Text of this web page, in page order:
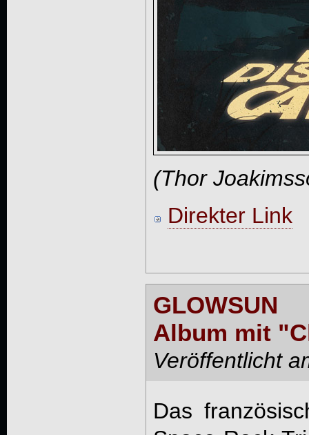
(Thor
Direkter Link
Album mit
Veröffentlicht
Das